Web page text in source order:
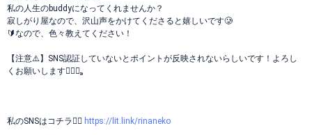
私の人生のbuddyになってくれませんか？
寂しがり屋なので、沢山声をかけてくださると嬉しいです🥲
🔰なので、色々教えてください！
【注意⚠️】SNS認証していないとポイントが反映されないらしいです！よろし
くお願いします🙇🏻‍♀️⸒⸒
私のSNSはコチラ👉🏻 https://lit.link/rinaneko